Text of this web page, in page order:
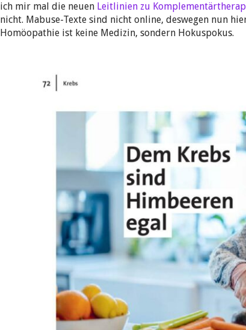
ich mir mal die neuen Leitlinien zu
nicht. Mabuse-Texte sind nicht online, deswegen nun
Homöopathie ist keine Medizin, sondern Hokuspokus.